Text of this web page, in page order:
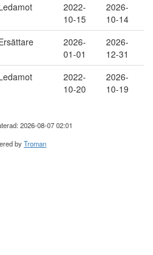
2022-
10-15
2026-
10-14
2026-
01-01
2026-
12-31
2022-
10-20
2026-
10-19
2026-08-07 02:01
byTroman